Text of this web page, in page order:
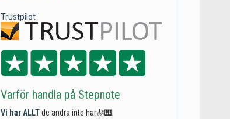
Trustpilot
Varför handla på Stepnote
Vi har ALLTde andra inte har🎻🎹